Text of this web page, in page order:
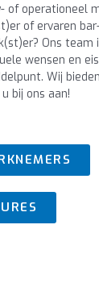
of operationeel
of ervaren
Ons team
wensen en
Wij
bij ons aan!